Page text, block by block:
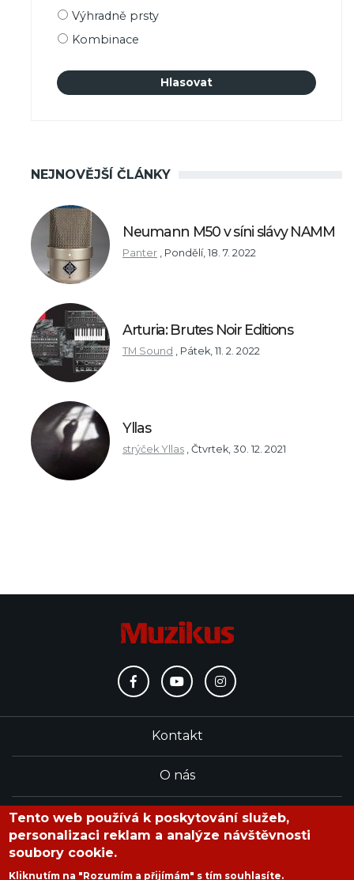
Výhradně prsty
Kombinace
NEJNOVĚJŠÍ ČLÁNKY
Neumann M50 v síni slávy NAMM
Panter , Pondělí, 18. 7. 2022
Arturia: Brutes Noir Editions
TM Sound , Pátek, 11. 2. 2022
Yllas
strýček Yllas , Čtvrtek, 30. 12. 2021
Kontakt
O nás
Redakce
Tento web používá k poskytování služeb,
personalizaci reklam a analýze návštěvnosti
soubory cookie.
Kliknutím na "Rozumím a přijímám" s tím souhlasíte.